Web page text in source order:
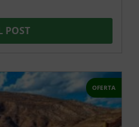
POST
OFERTA